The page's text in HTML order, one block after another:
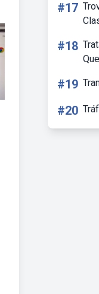
#17
#18
#19
#20